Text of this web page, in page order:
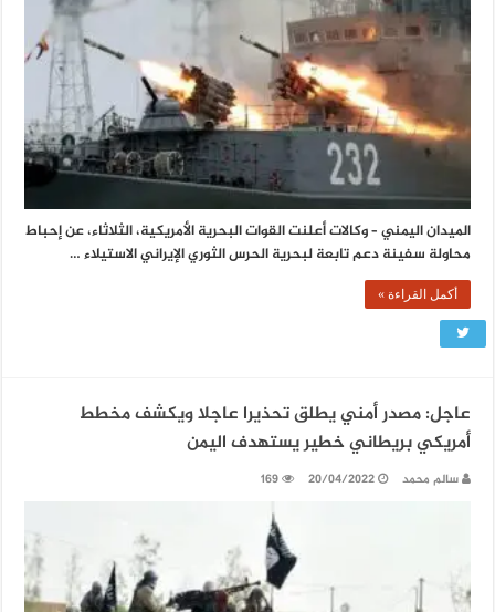
الميدان اليمني – وكالات أعلنت القوات البحرية الأمريكية، الثلاثاء، عن إحباط
محاولة سفينة دعم تابعة لبحرية الحرس الثوري الإيراني الاستيلاء …
أكمل القراءة »
عاجل: مصدر أمني يطلق تحذيرا عاجلا ويكشف مخطط
أمريكي بريطاني خطير يستهدف اليمن
سالم محمد 20/04/2022
169